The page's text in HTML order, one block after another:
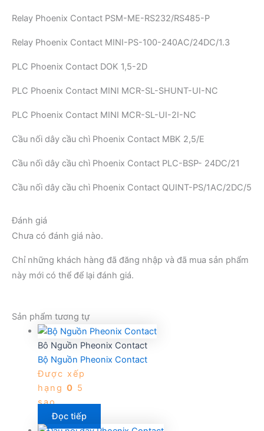
Relay Phoenix Contact PSM-ME-RS232/RS485-P
Relay Phoenix Contact MINI-PS-100-240AC/24DC/1.3
PLC Phoenix Contact DOK 1,5-2D
PLC Phoenix Contact MINI MCR-SL-SHUNT-UI-NC
PLC Phoenix Contact MINI MCR-SL-UI-2I-NC
Cầu nối dây cầu chì Phoenix Contact MBK 2,5/E
Cầu nối dây cầu chì Phoenix Contact PLC-BSP- 24DC/21
Cầu nối dây cầu chì Phoenix Contact QUINT-PS/1AC/2DC/5
Đánh giá
Chưa có đánh giá nào.
Chỉ những khách hàng đã đăng nhập và đã mua sản phẩm
này mới có thể để lại đánh giá.
Sản phẩm tương tự
Bô Nguồn Pheonix Contact
Bộ Nguồn Pheonix Contact
Được xếp
hạng 0 5
sao
Đọc tiếp